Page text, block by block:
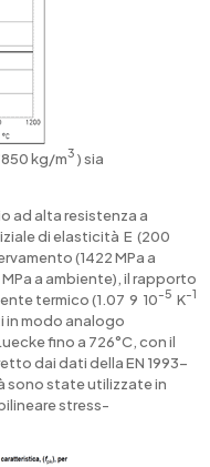
kg/m3) sia
ad alta resistenza a
di elasticità E (200
(1422 MPa a
a ambiente), il rapporto
termico (1.07 9 10-5 K-1
in modo analogo
fino a 726°C, con il
dai dati della EN 1993-
sono state utilizzate in
stress-